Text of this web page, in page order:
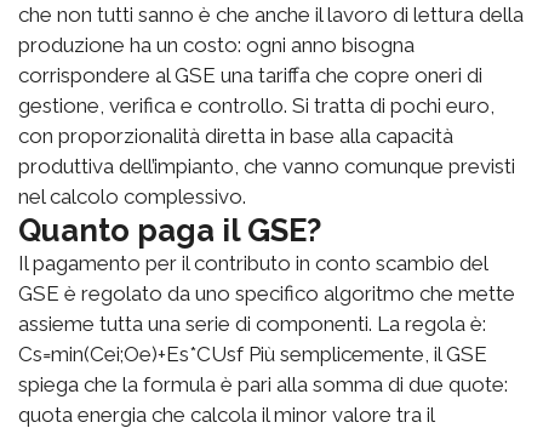
che non tutti sanno è che anche il lavoro di lettura della
produzione ha un costo: ogni anno bisogna
corrispondere al GSE una tariffa che copre oneri di
gestione, verifica e controllo. Si tratta di pochi euro,
con proporzionalità diretta in base alla capacità
produttiva dell’impianto, che vanno comunque previsti
nel calcolo complessivo.
Quanto paga il GSE?
Il pagamento per il contributo in conto scambio del
GSE è regolato da uno specifico algoritmo che mette
assieme tutta una serie di componenti. La regola è:
Cs=min(Cei;Oe)+Es*CUsf Più semplicemente, il GSE
spiega che la formula è pari alla somma di due quote:
quota energia che calcola il minor valore tra il